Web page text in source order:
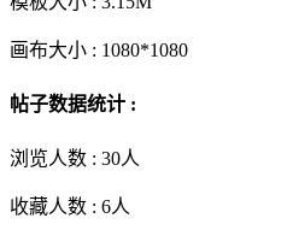
画布大小 : 1080*1080
帖子数据统计 :
浏览人数 : 30人
收藏人数 : 6人